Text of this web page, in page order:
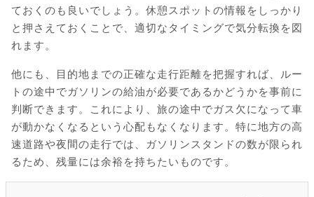
ておくのも良いでしょう。休憩スポットの情報をしっかり
と押さえておくことで、適切なタイミングで気分転換を図
れます。
他にも、目的地までの正確な走行距離を把握すれば、ルー
トの途中でガソリンの給油が必要であるかどうかを事前に
判断できます。これにより、旅の途中でガス欠になって車
が動かなくなるという心配もなくなります。特に地方の高
速道路や夜間の走行では、ガソリンスタンドの数が限られ
るため、残量には余裕を持ちたいものです。